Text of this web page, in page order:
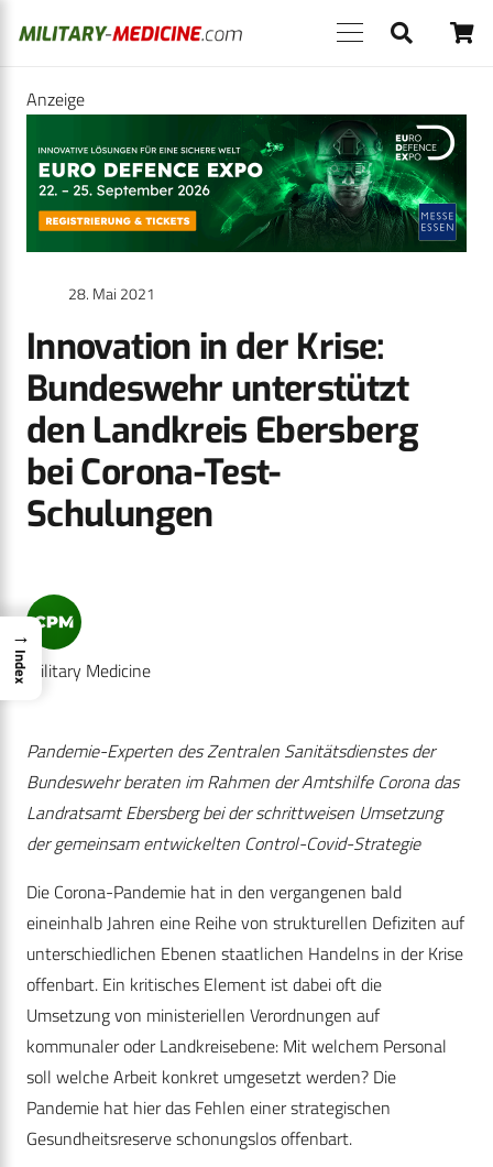
Anzeige
28. Mai 2021
Innovation in der Krise:
Bundeswehr unterstützt
den Landkreis Ebersberg
bei Corona-Test-
Schulungen
Military Medicine
Pandemie-Experten des Zentralen Sanitätsdienstes der
Bundeswehr beraten im Rahmen der Amtshilfe Corona das
Landratsamt Ebersberg bei der schrittweisen Umsetzung
der gemeinsam entwickelten Control-Covid-Strategie
Die Corona-Pandemie hat in den vergangenen bald
eineinhalb Jahren eine Reihe von strukturellen Defiziten auf
unterschiedlichen Ebenen staatlichen Handelns in der Krise
offenbart. Ein kritisches Element ist dabei oft die
Umsetzung von ministeriellen Verordnungen auf
kommunaler oder Landkreisebene: Mit welchem Personal
soll welche Arbeit konkret umgesetzt werden? Die
Pandemie hat hier das Fehlen einer strategischen
Gesundheitsreserve schonungslos offenbart.
→
Index